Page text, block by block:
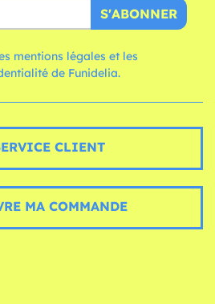
S'ABONNER
mentions légales et les
de Funidelia.
CLIENT
MA COMMANDE